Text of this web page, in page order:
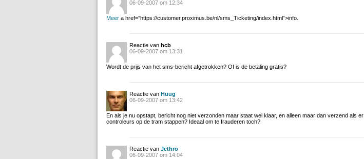
06-09-2007 om 12:34
Meer a href=”https://customer.proximus.be/nl/sms_Ticketing/index.html”>info.
Reactie van hcb
06-09-2007 om 13:31
Wordt de prijs van het sms-bericht afgetrokken? Of is de betaling gratis?
Reactie van Huug
06-09-2007 om 13:42
En als je nu opstapt, bericht nog niet verzonden maar staat wel klaar, en alleen maar dan verzend als er
controleurs op de tram stappen? Ideaal om te frauderen toch?
Reactie van Jethro
06-09-2007 om 14:04